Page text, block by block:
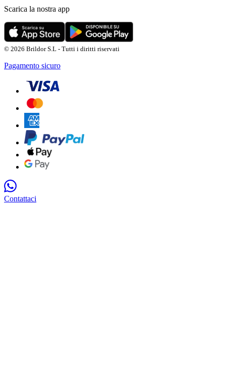
Scarica la nostra app
© 2026 Brildor S.L - Tutti i diritti riservati
Pagamento sicuro
Contattaci